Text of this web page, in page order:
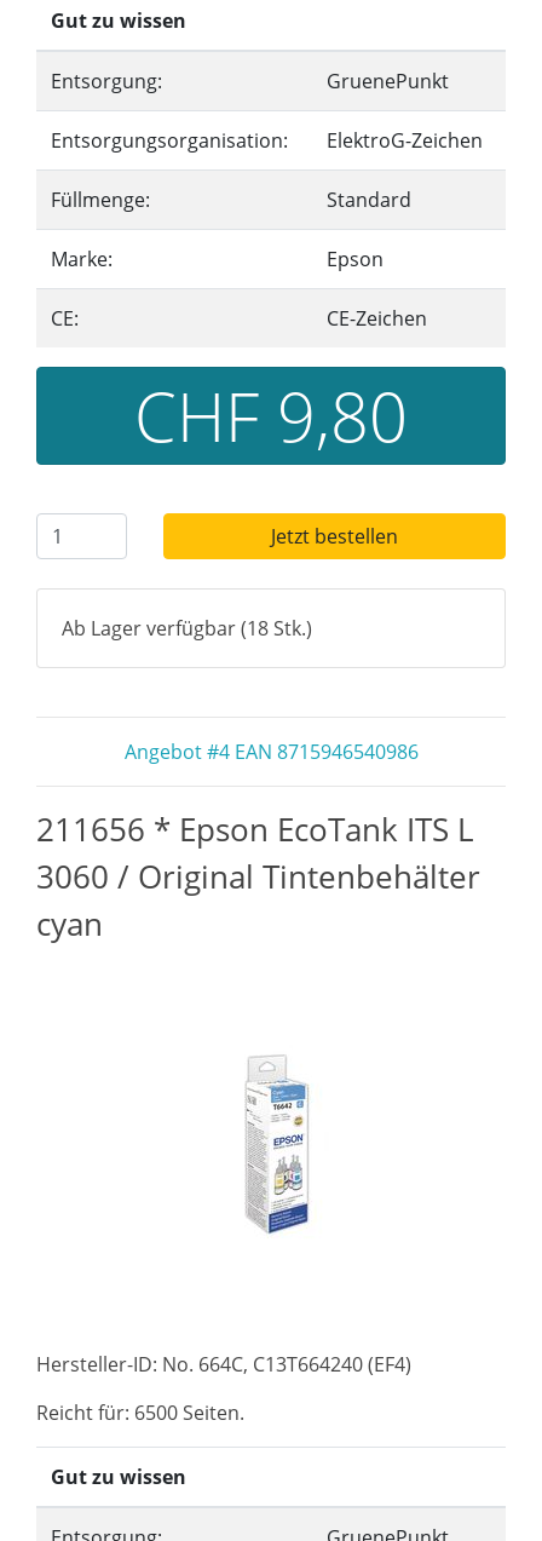
Gut zu wissen
Entsorgung: GruenePunkt
Entsorgungsorganisation: ElektroG-Zeichen
Füllmenge: Standard
Marke: Epson
CE: CE-Zeichen
CHF 9,80
Jetzt bestellen
Ab Lager verfügbar (18 Stk.)
Angebot #4 EAN 8715946540986
211656 * Epson EcoTank ITS L
3060 / Original Tintenbehälter
cyan
Hersteller-ID: No. 664C, C13T664240 (EF4)
Reicht für: 6500 Seiten.
Gut zu wissen